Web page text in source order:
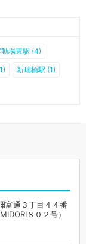
場東駅 (4)
新瑞橋駅 (1)
富通３丁目４４番
８０２号）